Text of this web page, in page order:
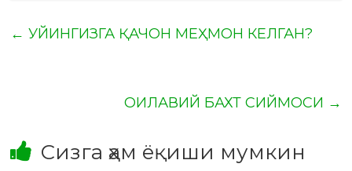
← УЙИНГИЗГА ҚАЧОН МЕҲМОН КЕЛГАН?
ОИЛАВИЙ БАХТ СИЙМОСИ →
Сизга ҳам ёқиши мумкин